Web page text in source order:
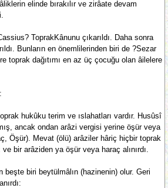
elinde bırakılır ve zirâate devam
ToprakKânunu çıkarıldı. Daha sonra
Bunların en önemlilerinden biri de ?Sezar
toprak dağıtımı en az üç çocuğu olan âilelere
hukûku terim ve ıslahatları vardır. Husûsî
ancak ondan arâzi vergisi yerine öşür veya
Öşür). Mevat (ölü) arâziler hâriç hiçbir toprak
bir arâziden ya öşür veya haraç alınırdı.
beşte biri beytülmâlın (hazinenin) olur. Geri